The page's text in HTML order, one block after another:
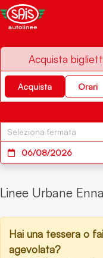
Salta al contenuto
Sais Autolinee
Acquista
Acquista Orari
06/08/2026
Linee Urbane Enna
Hai una tessera o
agevolata?